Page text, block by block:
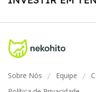
Sobre Nós / Equipe /